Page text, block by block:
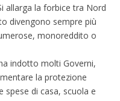
allarga la forbice tra Nord
divengono sempre più
monoreddito o
indotto molti Governi,
la protezione
spese di casa, scuola e